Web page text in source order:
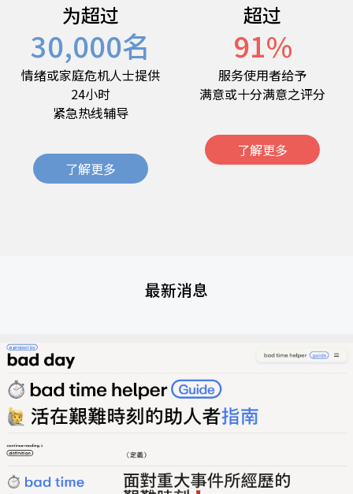
为超过
30,000名
情绪或家庭危机人士提供
24小时
紧急热线辅导
了解更多
超过
91%
服务使用者给予
满意或十分满意之评分
了解更多
最新消息